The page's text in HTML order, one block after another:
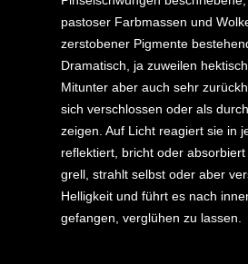
pastoser Farbmassen und
zerstobener Pigmente
Dramatisch, ja zuweilen
Mitunter aber auch sehr
sich verschlossen oder als
zeigen. Auf Licht reagiert sie in
reflektiert, bricht oder
grell, strahlt selbst oder aber
Helligkeit und führt es nach
gefangen, verglühen zu lassen.